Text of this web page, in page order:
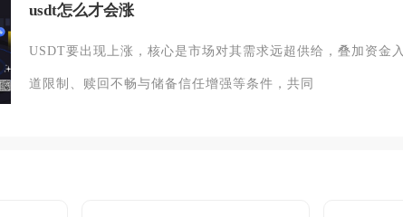
usdt怎么才会涨
USDT要出现上涨，核心是市场对其需求远超供给，叠加资金
道限制、赎回不畅与储备信任增强等条件，共同